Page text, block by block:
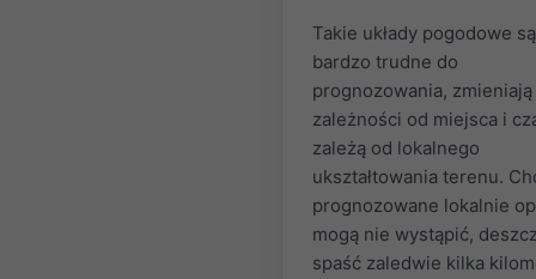
Takie układy pogodowe są
bardzo trudne do
prognozowania,
zależności od miejsca i
zależą od lokalnego
ukształtowania terenu.
prognozowane lokalnie
mogą nie wystąpić,
spaść zaledwie kilka